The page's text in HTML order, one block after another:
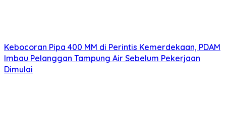
Kebocoran Pipa 400 MM di Perintis Kemerdekaan, PDAM
Imbau Pelanggan Tampung Air Sebelum Pekerjaan
Dimulai